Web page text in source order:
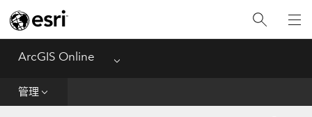
ArcGIS Online Menu
管理
入门
创建
分析